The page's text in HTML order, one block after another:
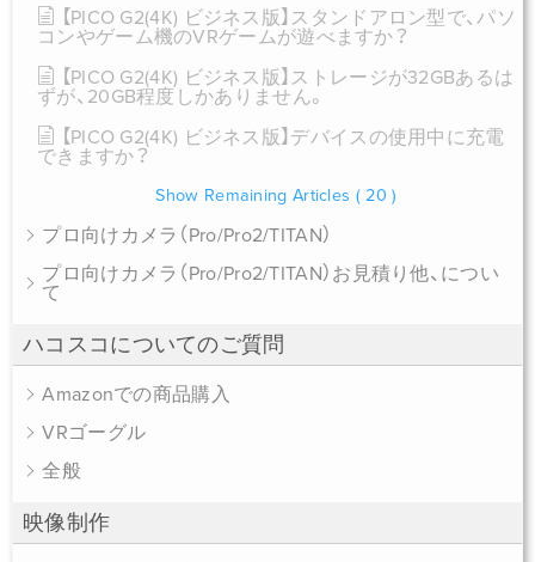
【PICO G2(4K) ビジネス版】スタンドアロン型で、パソ
コンやゲーム機のVRゲームが遊べますか？
【PICO G2(4K) ビジネス版】ストレージが32GBあるは
ずが、20GB程度しかありません。
【PICO G2(4K) ビジネス版】デバイスの使用中に充電
できますか？
Show Remaining Articles ( 20 )
プロ向けカメラ（Pro/Pro2/TITAN）
プロ向けカメラ（Pro/Pro2/TITAN）お見積り他、につい
て
ハコスコについてのご質問
Amazonでの商品購入
VRゴーグル
全般
映像制作